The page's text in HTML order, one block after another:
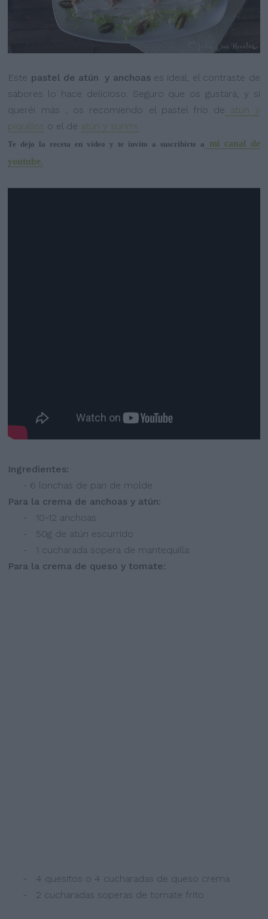
Este pastel de atún y anchoases ideal, el contraste de
sabores lo hace delicioso. Seguro que os gustará, y si
queréi más , os recomiendo el pastel frío de atún y
piquillos o el de atún y surimi.
Te dejo la receta en vídeo y te invito a suscribirte a
mi canal de
youtube.
Ingredientes:
- 6 lonchas de pan de molde
Para la crema de anchoas y atún:
- 10-12 anchoas
- 50g de atún escurrido
- 1 cucharada sopera de mantequilla
Para la crema de queso y tomate:
- 4 quesitos o 4 cucharadas de queso crema
- 2 cucharadas soperas de tomate frito